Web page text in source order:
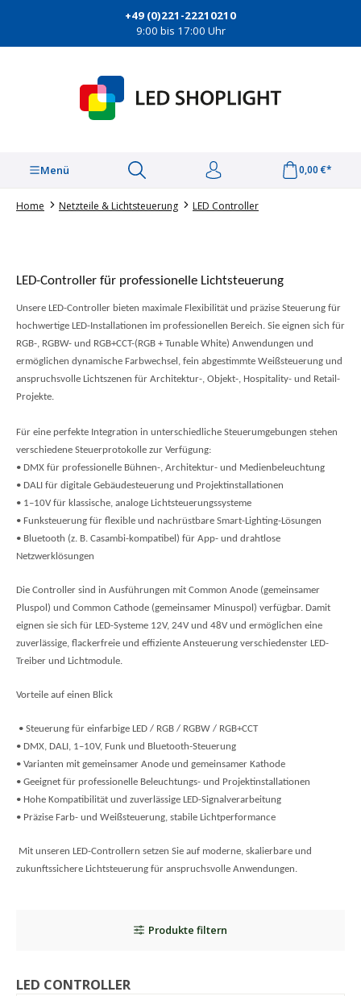
+49 (0)221-22210210
9:00 bis 17:00 Uhr
Menü 0,00 €*
Home Netzteile & Lichtsteuerung LED Controller
LED-Controller für professionelle Lichtsteuerung
Unsere LED-Controller bieten maximale Flexibilität und präzise Steuerung für
hochwertige LED-Installationen im professionellen Bereich. Sie eignen sich für
RGB-, RGBW- und RGB+CCT-(RGB + Tunable White) Anwendungen und
ermöglichen dynamische Farbwechsel, fein abgestimmte Weißsteuerung und
anspruchsvolle Lichtszenen für Architektur-, Objekt-, Hospitality- und Retail-
Projekte.
Für eine perfekte Integration in unterschiedliche Steuerumgebungen stehen
verschiedene Steuerprotokolle zur Verfügung:
• DMX für professionelle Bühnen-, Architektur- und Medienbeleuchtung
• DALI für digitale Gebäudesteuerung und Projektinstallationen
• 1–10V für klassische, analoge Lichtsteuerungssysteme
• Funksteuerung für flexible und nachrüstbare Smart-Lighting-Lösungen
• Bluetooth (z. B. Casambi-kompatibel) für App- und drahtlose
Netzwerklösungen
Die Controller sind in Ausführungen mit Common Anode (gemeinsamer
Pluspol) und Common Cathode (gemeinsamer Minuspol) verfügbar. Damit
eignen sie sich für LED-Systeme 12V, 24V und 48V und ermöglichen eine
zuverlässige, flackerfreie und effiziente Ansteuerung verschiedenster LED-
Treiber und Lichtmodule.
Vorteile auf einen Blick
• Steuerung für einfarbige LED / RGB / RGBW / RGB+CCT
• DMX, DALI, 1–10V, Funk und Bluetooth-Steuerung
• Varianten mit gemeinsamer Anode und gemeinsamer Kathode
• Geeignet für professionelle Beleuchtungs- und Projektinstallationen
• Hohe Kompatibilität und zuverlässige LED-Signalverarbeitung
• Präzise Farb- und Weißsteuerung, stabile Lichtperformance
Mit unseren LED-Controllern setzen Sie auf moderne, skalierbare und
zukunftssichere Lichtsteuerung für anspruchsvolle Anwendungen.
Produkte filtern
LED CONTROLLER